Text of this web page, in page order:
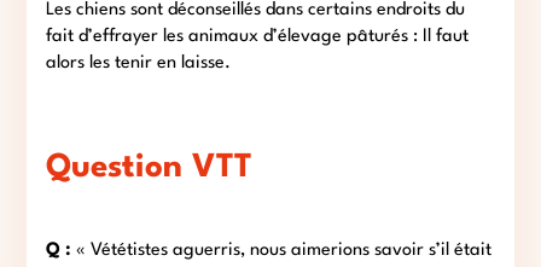
Les chiens sont déconseillés dans certains endroits du
fait d’effrayer les animaux d’élevage pâturés : Il faut
alors les tenir en laisse.
Question VTT
Q :« Vététistes aguerris, nous aimerions savoir s’il était